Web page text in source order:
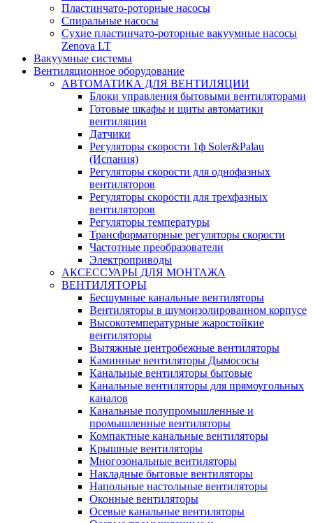
Пластинчато-роторные насосы
Спиральные насосы
Сухие пластинчато-роторные вакуумные насосы
Zenova LT
Вакуумные системы
Вентиляционное оборудование
АВТОМАТИКА ДЛЯ ВЕНТИЛЯЦИИ
Блоки управления бытовыми вентиляторами
Готовые шкафы и щиты автоматики
вентиляции
Датчики
Регуляторы скорости 1ф Soler&Palau
(Испания)
Регуляторы скорости для однофазных
вентиляторов
Регуляторы скорости для трехфазных
вентиляторов
Регуляторы температуры
Трансформаторные регуляторы скорости
Частотные преобразователи
Электроприводы
АКСЕССУАРЫ ДЛЯ МОНТАЖА
ВЕНТИЛЯТОРЫ
Бесшумные канальные вентиляторы
Вентиляторы в шумоизолированном корпусе
Высокотемпературные жаростойкие
вентиляторы
Вытяжные центробежные вентиляторы
Каминные вентиляторы Дымососы
Канальные вентиляторы бытовые
Канальные вентиляторы для прямоугольных
каналов
Канальные полупромышленные и
промышленные вентиляторы
Компактные канальные вентиляторы
Крышные вентиляторы
Многозональные вентиляторы
Накладные бытовые вентиляторы
Напольные настольные вентиляторы
Оконные вентиляторы
Осевые канальные вентиляторы